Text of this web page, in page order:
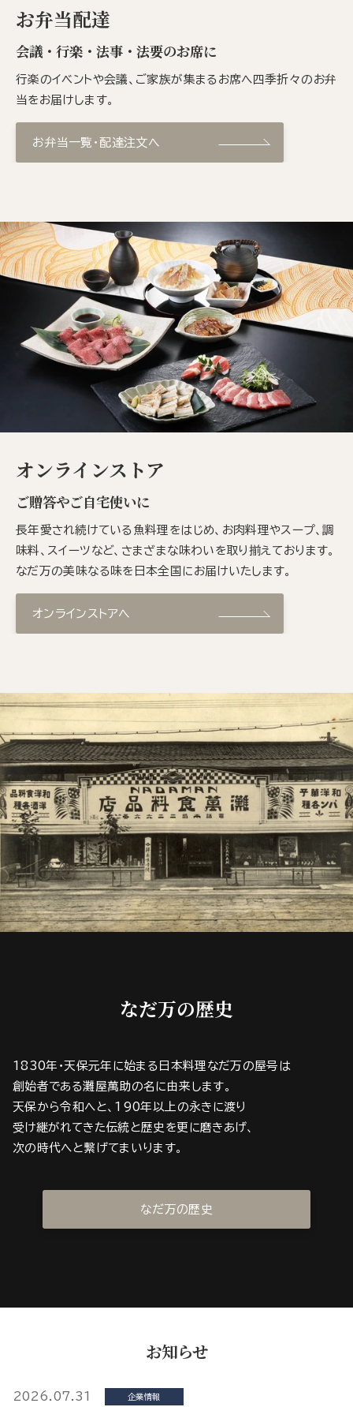
お弁当配達
会議・行楽・法事・法要のお席に
行楽のイベントや会議、ご家族が集まるお席へ四季折々のお弁
当をお届けします。
お弁当一覧・配達注文へ
オンラインストア
ご贈答やご自宅使いに
長年愛され続けている魚料理をはじめ、お肉料理やスープ、調
味料、スイーツなど、さまざまな味わいを取り揃えております。
なだ万の美味なる味を日本全国にお届けいたします。
オンラインストアへ
なだ万の歴史
1830年・天保元年に始まる日本料理なだ万の屋号は
創始者である灘屋萬助の名に由来します。
天保から令和へと、190年以上の永きに渡り
受け継がれてきた伝統と歴史を更に磨きあげ、
次の時代へと繋げてまいります。
なだ万の歴史
お知らせ
2026.07.31 企業情報